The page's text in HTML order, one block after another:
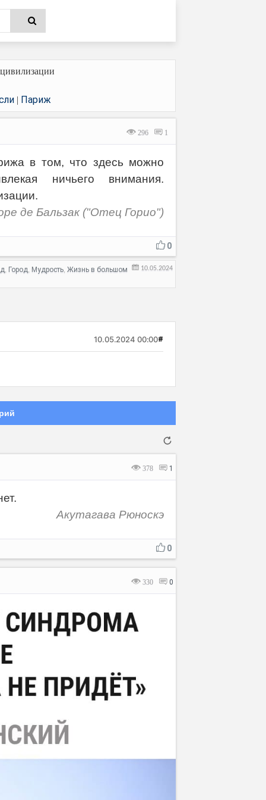
| Париж
296 1
в том, что здесь можно
ничьего внимания.
де Бальзак ("Отец Горио")
0
10.05.2024
, Город, Мудрость, Жизнь в большом
10.05.2024 00:00#
378 1
Акутагава Рюноскэ
0
330 0